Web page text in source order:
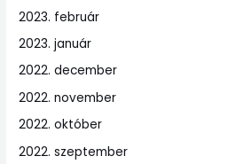
2023. február
2023. január
2022. december
2022. november
2022. október
2022. szeptember